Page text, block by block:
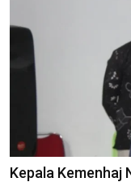
Kepala Kemenhaj